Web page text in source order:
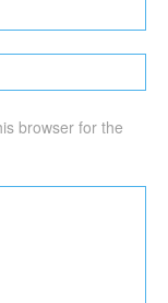
browser for the